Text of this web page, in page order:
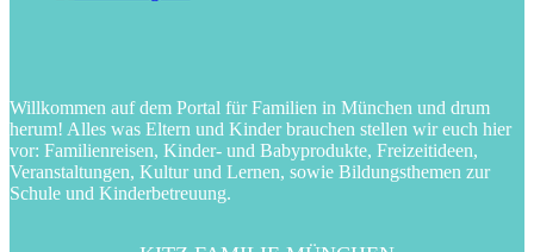
Willkommen auf dem Portal für Familien in München und drum
herum! Alles was Eltern und Kinder brauchen stellen wir euch hier
vor: Familienreisen, Kinder- und Babyprodukte, Freizeitideen,
Veranstaltungen, Kultur und Lernen, sowie Bildungsthemen zur
Schule und Kinderbetreuung.